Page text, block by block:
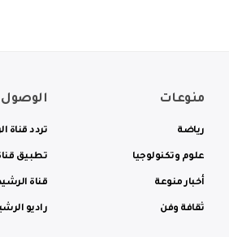
منوعات
رياضة
علوم وتكنولوجيا
أخبار منوعة
ثقافة وفن
تردد قناة
تطبيق
قناة
راديو